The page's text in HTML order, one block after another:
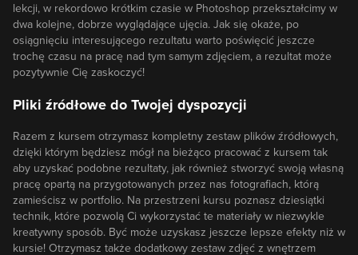
lekcji, w rekordowo krótkim czasie w Photoshop przekształcimy w
dwa kolejne, dobrze wyglądające ujęcia. Jak się okaże, po
osiągnięciu interesującego rezultatu warto poświęcić jeszcze
trochę czasu na pracę nad tym samym zdjęciem, a rezultat może
pozytywnie Cię zaskoczyć!
Pliki źródłowe do Twojej dyspozycji
Razem z kursem otrzymasz kompletny zestaw plików źródłowych,
dzięki którym będziesz mógł na bieżąco pracować z kursem tak
aby uzyskać podobne rezultaty, jak również stworzyć swoją własną
pracę opartą na przygotowanych przez nas fotografiach, którą
zamieścisz w portfolio. Na przestrzeni kursu poznasz dziesiątki
technik, które pozwolą Ci wykorzystać te materiały w niezwykle
kreatywny sposób. Być może uzyskasz jeszcze lepsze efekty niż w
kursie! Otrzymasz także dodatkowy zestaw zdjęć z wnętrzem